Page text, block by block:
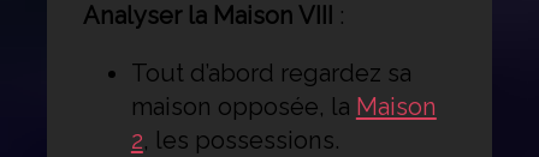
Analyser la Maison VIII :
Tout d’abord regardez sa
maison opposée, la Maison
2, les possessions.